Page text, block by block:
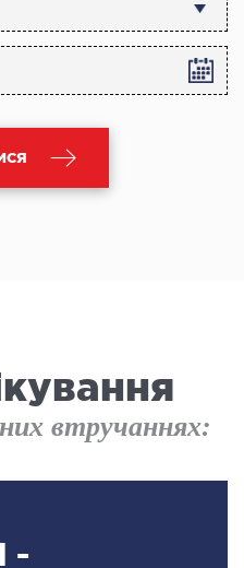
втручаннях:
-